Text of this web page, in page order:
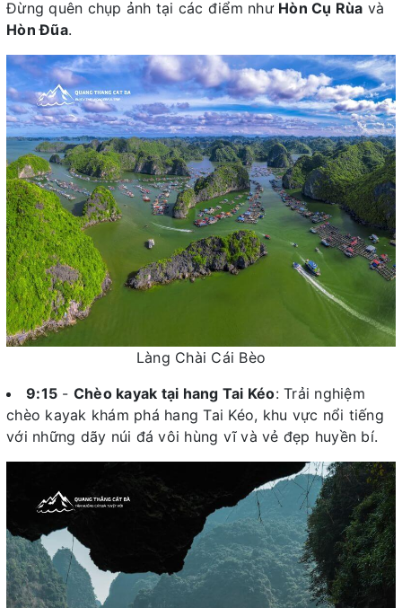
Đừng quên chụp ảnh tại các điểm như Hòn Cụ Rùa và
Hòn Đũa.
Làng Chài Cái Bèo
9:15 - Chèo kayak tại hang Tai Kéo: Trải nghiệm
chèo kayak khám phá hang Tai Kéo, khu vực nổi tiếng
với những dãy núi đá vôi hùng vĩ và vẻ đẹp huyền bí.